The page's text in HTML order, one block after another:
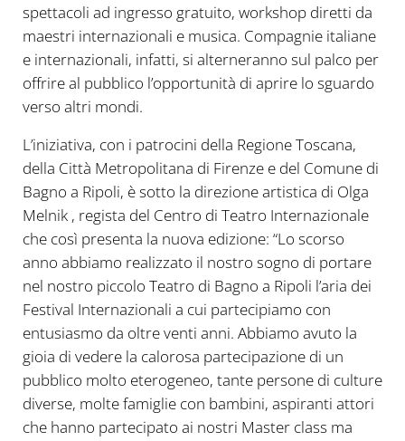
spettacoli ad ingresso gratuito, workshop diretti da
maestri internazionali e musica. Compagnie italiane
e internazionali, infatti, si alterneranno sul palco per
offrire al pubblico l’opportunità di aprire lo sguardo
verso altri mondi.
L’iniziativa, con i patrocini della Regione Toscana,
della Città Metropolitana di Firenze e del Comune di
Bagno a Ripoli, è sotto la direzione artistica di Olga
Melnik , regista del Centro di Teatro Internazionale
che così presenta la nuova edizione: “Lo scorso
anno abbiamo realizzato il nostro sogno di portare
nel nostro piccolo Teatro di Bagno a Ripoli l’aria dei
Festival Internazionali a cui partecipiamo con
entusiasmo da oltre venti anni. Abbiamo avuto la
gioia di vedere la calorosa partecipazione di un
pubblico molto eterogeneo, tante persone di culture
diverse, molte famiglie con bambini, aspiranti attori
che hanno partecipato ai nostri Master class ma